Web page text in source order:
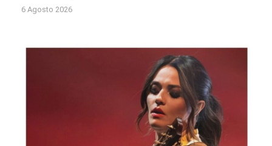
6 Agosto 2026